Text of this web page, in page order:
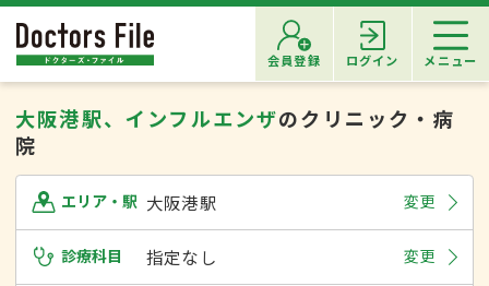
会員登録 ログイン メニュー
大阪港駅、インフルエンザのクリニック・病
院
エリア・駅 大阪港駅 変更
診療科目 指定なし 変更